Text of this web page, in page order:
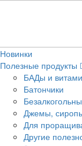
Новинки
Полезные продукты
БАДы и
Батончики
Джемы,
Для
Другие